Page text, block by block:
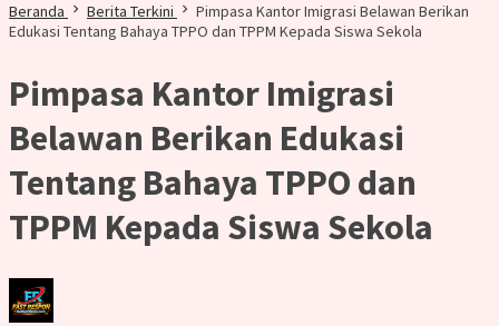
Beranda Berita Terkini
Pimpasa Kantor Imigrasi Belawan Berikan
Edukasi Tentang Bahaya TPPO dan TPPM Kepada Siswa Sekola
Pimpasa Kantor Imigrasi
Belawan Berikan Edukasi
Tentang Bahaya TPPO dan
TPPM Kepada Siswa Sekola